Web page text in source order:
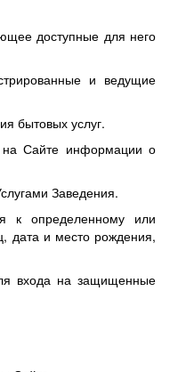
доступные для него
и ведущие
бытовых услуг.
на Сайте информации о
Заведения.
к определенному или
дата и место рождения,
входа на защищенные